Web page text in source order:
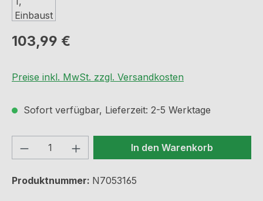
Regulärer Preis:
103,99 €
Preise inkl. MwSt. zzgl. Versandkosten
Sofort verfügbar, Lieferzeit: 2-5 Werktage
Produkt Anzahl: Gib denIn den Warenkorb
Produktnummer: N7053165